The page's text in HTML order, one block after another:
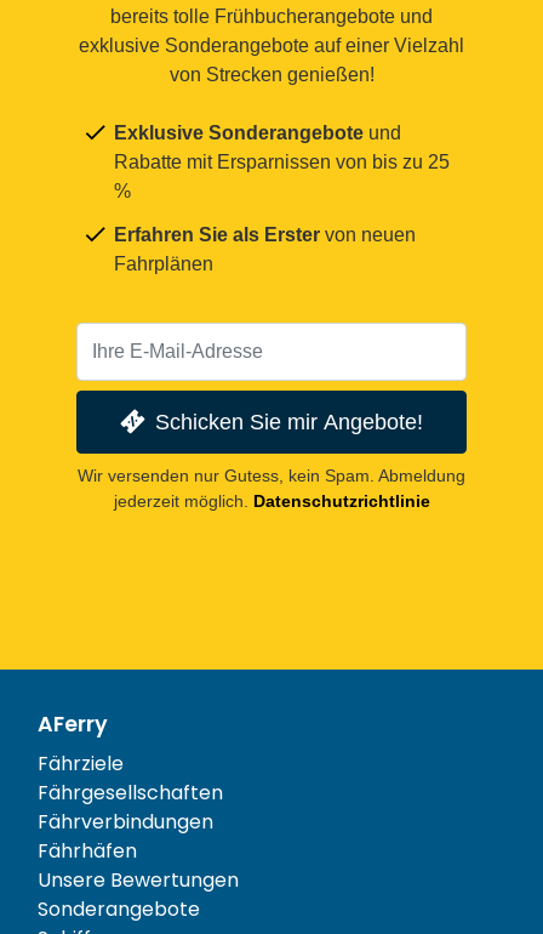
bereits tolle Frühbucherangebote und
exklusive Sonderangebote auf einer Vielzahl
von Strecken genießen!
Exklusive Sonderangebote und
Rabatte mit Ersparnissen von bis zu 25
%
Erfahren Sie als Erster von neuen
Fahrplänen
Schicken Sie mir Angebote!
Wir versenden nur Gutess, kein Spam. Abmeldung
jederzeit möglich.
Datenschutzrichtlinie
AFerry
Fährziele
Fährgesellschaften
Fährverbindungen
Fährhäfen
Unsere Bewertungen
Sonderangebote